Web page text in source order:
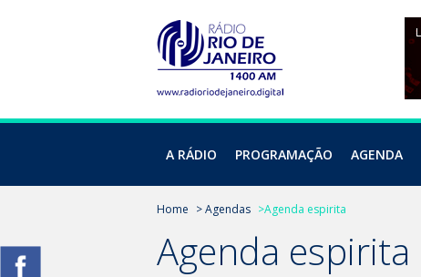
A RÁDIO PROGRAMAÇÃO AGENDA
Home > Agendas >Agenda espirita
Agenda espirita